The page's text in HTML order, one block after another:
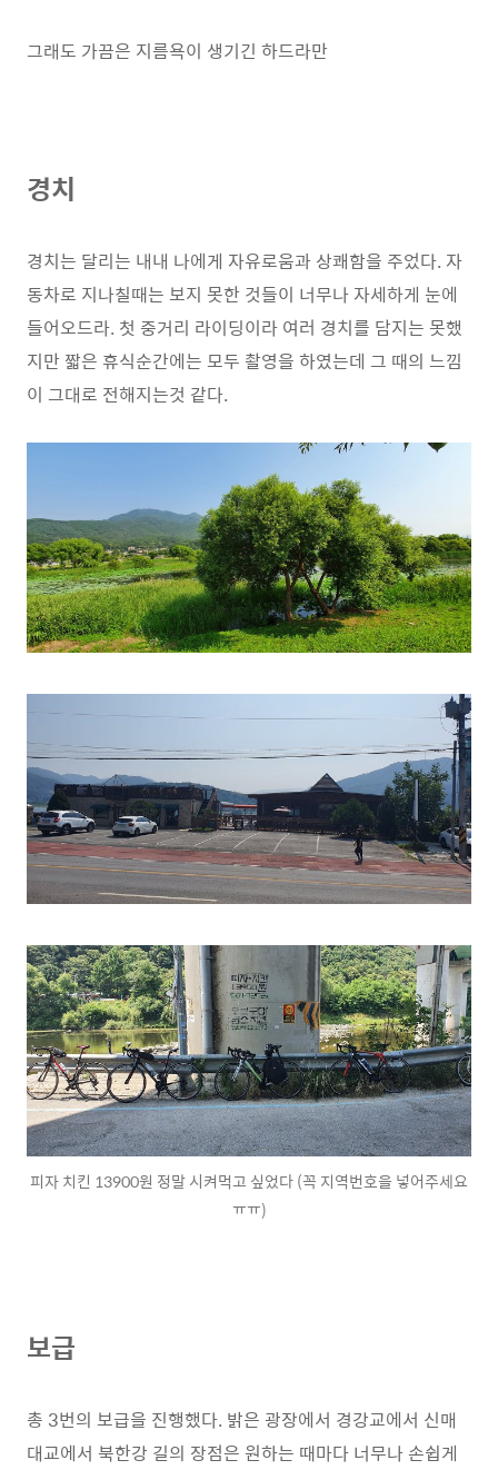
그래도 가끔은 지름욕이 생기긴 하드라만
경치
경치는 달리는 내내 나에게 자유로움과 상쾌함을 주었다. 자
동차로 지나칠때는 보지 못한 것들이 너무나 자세하게 눈에
들어오드라. 첫 중거리 라이딩이라 여러 경치를 담지는 못했
지만 짧은 휴식순간에는 모두 촬영을 하였는데 그 때의 느낌
이 그대로 전해지는것 같다.
피자 치킨 13900원 정말 시켜먹고 싶었다 (꼭 지역번호을 넣어주세요
ㅠㅠ)
보급
총 3번의 보급을 진행했다. 밝은 광장에서 경강교에서 신매
대교에서 북한강 길의 장점은 원하는 때마다 너무나 손쉽게